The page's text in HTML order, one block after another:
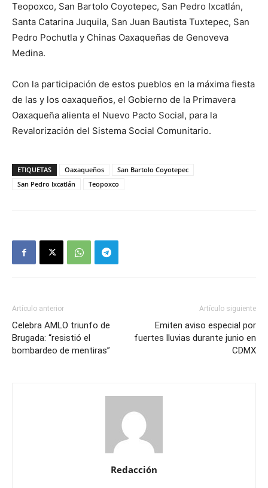
Teopoxco, San Bartolo Coyotepec, San Pedro Ixcatlán,
Santa Catarina Juquila, San Juan Bautista Tuxtepec, San
Pedro Pochutla y Chinas Oaxaqueñas de Genoveva
Medina.
Con la participación de estos pueblos en la máxima fiesta
de las y los oaxaqueños, el Gobierno de la Primavera
Oaxaqueña alienta el Nuevo Pacto Social, para la
Revalorización del Sistema Social Comunitario.
ETIQUETAS Oaxaqueños
San Bartolo Coyotepec
San Pedro Ixcatlán
Teopoxco
Artículo anterior
Celebra AMLO triunfo de
Brugada: “resistió el
bombardeo de mentiras”
Artículo siguiente
Emiten aviso especial por
fuertes lluvias durante junio en
CDMX
Redacción